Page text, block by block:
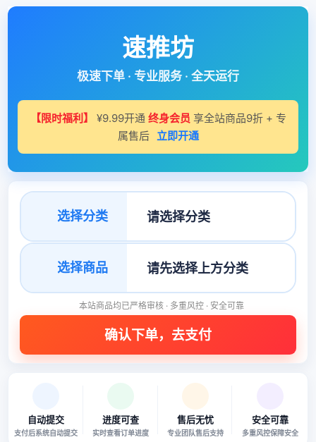
速推坊
极速下单 · 专业服务 · 全天运行
【限时福利】 ¥9.99开通 终身会员 享全站商品9折 + 专
属售后 立即开通
选择分类
选择商品
本站商品均已严格审核 · 多重风控 · 安全可靠
自动提交
支付后系统自动提交
进度可查
实时查看订单进度
售后无忧
专业团队售后支持
安全可靠
多重风控保障安全